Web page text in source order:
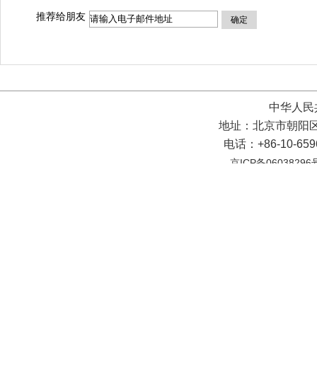
推荐给朋友 确定
中华人
地址：北京市朝阳
电话：+86-10-
京ICP备06038296